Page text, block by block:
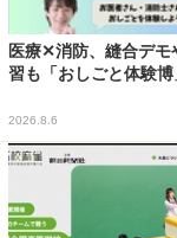
医療✕消防、縫合デモ
習も「おしごと体験
2026.8.6